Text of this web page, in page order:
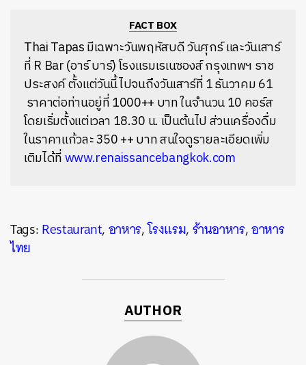
FACT BOX
Thai Tapas มีเฉพาะวันพฤหัสบดี วันศุกร์ และวันเสาร์
ที่ R Bar (อาร์ บาร์) โรงแรมเรเนซองส์ กรุงเทพฯ ราช
ประสงค์ ตั้งแต่วันนี้ไปจนถึงวันเสาร์ที่ 1 ธันวาคม 61
ราคาต่อท่านอยู่ที่ 1000++ บาท ในจำนวน 10 คอร์ส
โดยเริ่มตั้งแต่เวลา 18.30 น. เป็นต้นไป ส่วนเครื่องดื่ม
ในราคาแก้วละ 350 ++ บาท สนใจดูรายละเอียดเพิ่ม
เติมได้ที่www.renaissancebangkok.com
Tags:Restaurant,อาหาร,โรงแรม,ร้านอาหาร,อาหาร
ไทย
AUTHOR